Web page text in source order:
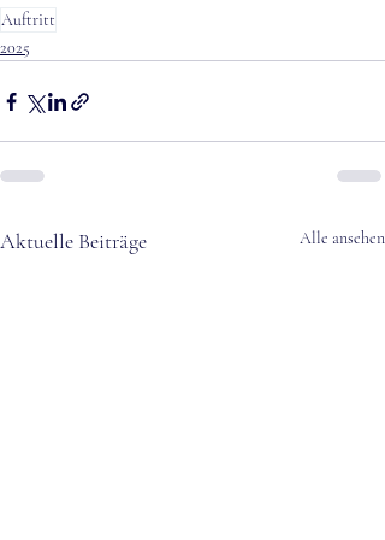
Auftritt
2025
Aktuelle Beiträge Alle ansehen